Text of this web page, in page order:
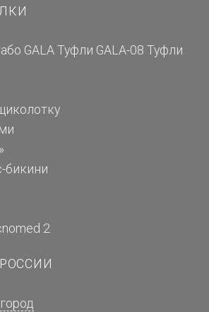
GALAТуфли GALA-08 Туфли
бикини
2